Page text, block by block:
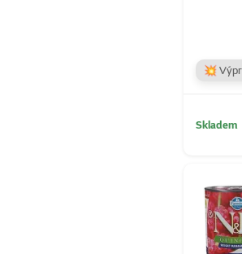
💥
Skladem